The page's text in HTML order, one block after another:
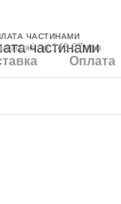
ЧАСТИНАМИ
по 148.67 грн
Оплата